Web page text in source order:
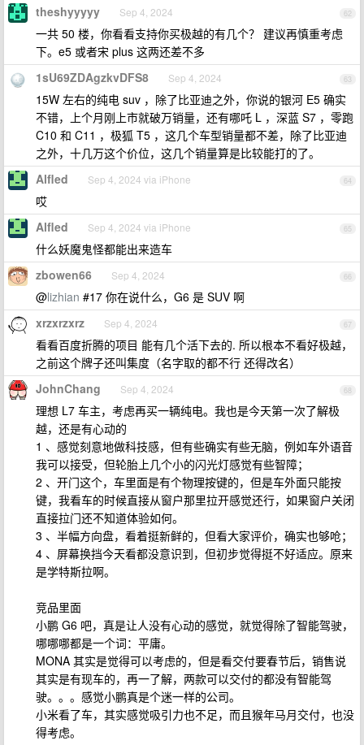
62
theshyyyyy Sep 4, 2024
一共 50 楼，你看看支持你买极越的有几个？ 建议再慎重考虑
下。e5 或者宋 plus 这两还差不多
63
1sU69ZDAgzkvDFS8 Sep 4, 2024
15W 左右的纯电 suv ，除了比亚迪之外，你说的银河 E5 确实
不错，上个月刚上市就破万销量，还有哪吒 L ，深蓝 S7 ，零跑
C10 和 C11 ，极狐 T5 ，这几个车型销量都不差，除了比亚迪
之外，十几万这个价位，这几个销量算是比较能打的了。
64
Alfled Sep 4, 2024 via iPhone
哎
65
Alfled Sep 4, 2024 via iPhone
什么妖魔鬼怪都能出来造车
66
zbowen66 Sep 4, 2024
@lizhian #17 你在说什么，G6 是 SUV 啊
67
xrzxrzxrz Sep 4, 2024
看看百度折腾的项目 能有几个活下去的. 所以根本不看好极越，
之前这个牌子还叫集度（名字取的都不行 还得改名）
68
JohnChang Sep 4, 2024
理想 L7 车主，考虑再买一辆纯电。我也是今天第一次了解极
越，还是有心动的
1 、感觉刻意地做科技感，但有些确实有些无脑，例如车外语音
我可以接受，但轮胎上几个小的闪光灯感觉有些智障；
2 、开门这个，车里面是有个物理按键的，但是车外面只能按
键，我看车的时候直接从窗户那里拉开感觉还行，如果窗户关闭
直接拉门还不知道体验如何。
3 、半幅方向盘，看着挺新鲜的，但看大家评价，确实也够呛；
4 、屏幕换挡今天看都没意识到，但初步觉得挺不好适应。原来
是学特斯拉啊。
竞品里面
小鹏 G6 吧，真是让人没有心动的感觉，就觉得除了智能驾驶，
哪哪哪都是一个词：平庸。
MONA 其实是觉得可以考虑的，但是看交付要春节后，销售说
其实是有现车的，再一了解，两款可以交付的都没有智能驾
驶。。。感觉小鹏真是个迷一样的公司。
小米看了车，其实感觉吸引力也不足，而且猴年马月交付，也没
得考虑。